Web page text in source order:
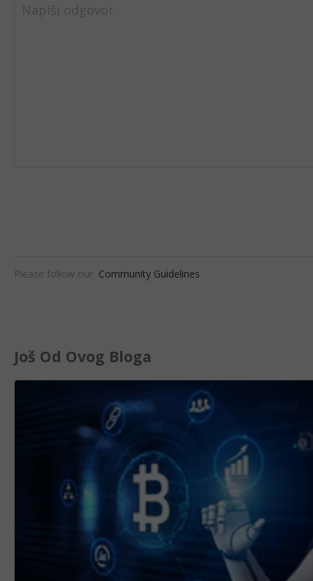
Napiši odgovor
Please follow our Community Guidelines
Još Od Ovog Bloga